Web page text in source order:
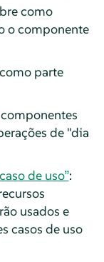
como
o componente
parte
de "dia
de uso”:
usados e
casos de uso